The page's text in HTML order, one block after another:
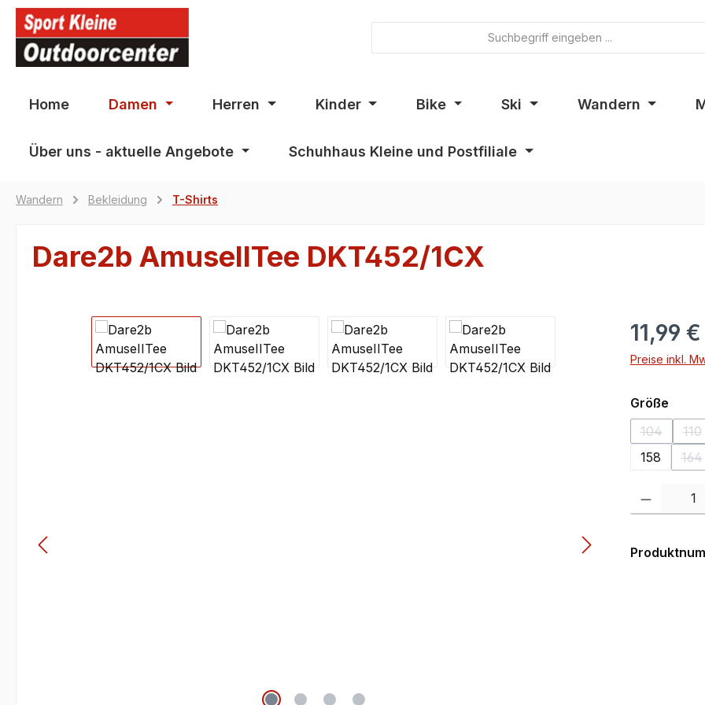
Zur Hauptnavigation springen
Home Damen Herren Kinder Bike Ski Wandern
Über uns - aktuelle Angebote Schuhhaus Kleine und Postfiliale
Wandern Bekleidung T-Shirts
Dare2b AmuseIITee DKT452/1CX
Bildergalerie überspringen 11,99 €
Preise inkl.
Größe
104
(Diese
110
158
164